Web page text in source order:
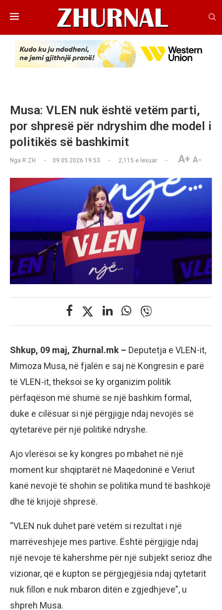
Musa: VLEN nuk është vetëm parti,
por shpresë për ndryshim dhe model i
politikës së bashkimit
Nga R.ZH 09.05.2026 19:53 2,115 e lexuar A+ A-
Shkup, 09 maj, Zhurnal.mk – Deputetja e VLEN-it,
Mimoza Musa, në fjalën e saj në Kongresin e parë
të VLEN-it, theksoi se ky organizim politik
përfaqëson më shumë se një bashkim formal,
duke e cilësuar si një përgjigje ndaj nevojës së
qytetarëve për një politikë ndryshe.
Ajo vlerësoi se ky kongres po mbahet në një
moment kur shqiptarët në Maqedoninë e Veriut
kanë nevojë të shohin se politika mund të bashkojë
dhe të krijojë shpresë.
“VLEN nuk duhet parë vetëm si rezultat i një
marrëveshjeje mes partive. Është përgjigje ndaj
një nevoje të kahershme për një subjekt serioz dhe
vizionar, që e kupton se përgjegjësia ndaj qytetarit
nuk fillon e nuk mbaron ditën e zgjedhjeve”, u
shpreh Musa.